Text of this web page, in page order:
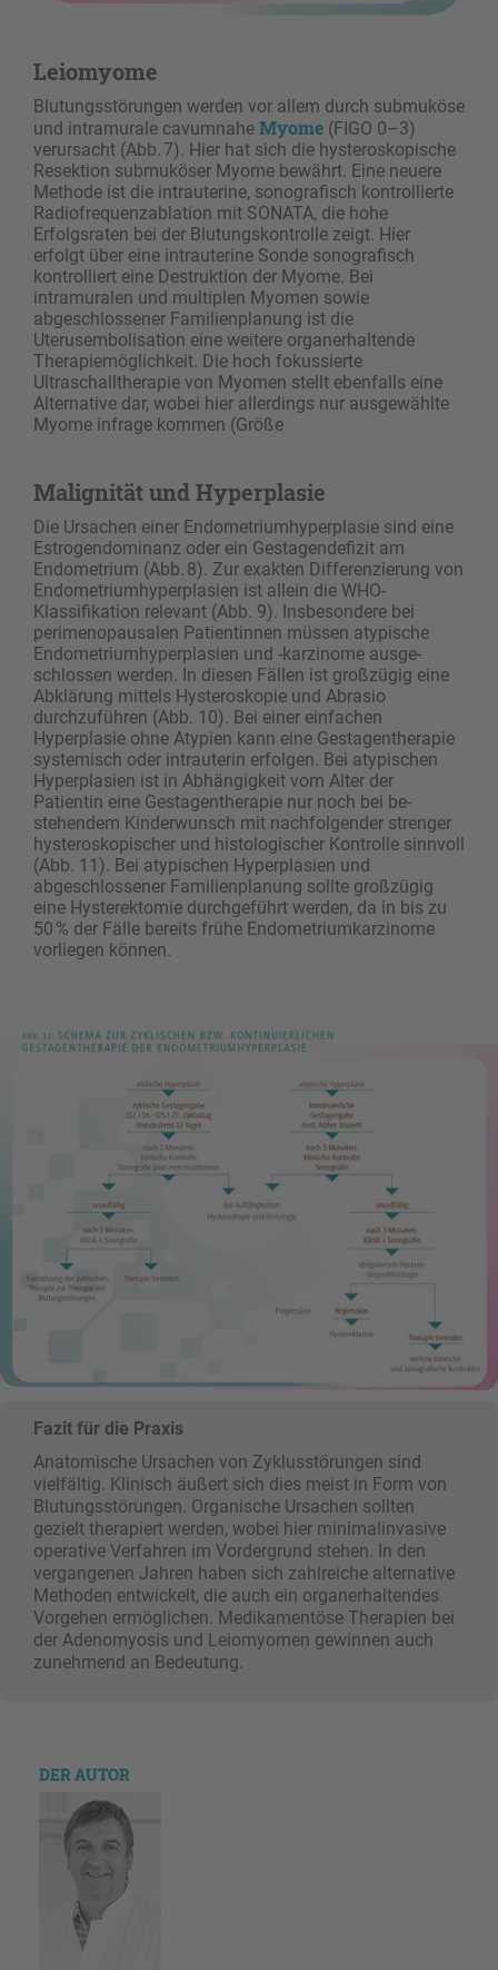
Leiomyome
Blutungsstörungen werden vor allem durch submuköse
und intramurale cavumnahe Myome (FIGO 0–3)
verursacht (Abb. 7). Hier hat sich die hysteroskopische
Resektion submuköser Myome bewährt. Eine neuere
Methode ist die intrauterine, sonografisch kontrollierte
Radiofrequenzablation mit SONATA, die hohe
Erfolgsraten bei der Blutungskontrolle zeigt. Hier
erfolgt über eine intrauterine Sonde sonografisch
kontrolliert eine De­struktion der Myome. Bei
intramuralen und multiplen Myomen sowie
abgeschlossener Fami­lienplanung ist die
Uterusembolisation eine weitere organerhaltende
Therapiemöglichkeit. Die hoch fokussierte
Ultraschalltherapie von Myomen stellt ebenfalls eine
Alternative dar, wobei hier allerdings nur ausgewählte
Myome infrage kommen (Größe
Malignität und Hyperplasie
Die Ursachen einer Endometriumhyperplasie sind eine
Estrogendominanz oder ein Gestagendefizit am
Endometrium (Abb. 8). Zur exakten Differenzierung von
Endometriumhyperplasien ist allein die WHO-
Klassifikation relevant (Abb. 9). Insbesondere bei
perimenopausalen Patientinnen müssen atypische
Endometriumhyperplasien und -karzinome ausge­
schlos­sen werden. In diesen Fällen ist großzügig eine
Abklärung mittels Hysteroskopie und Abrasio
durchzuführen (Abb. 10). Bei einer einfachen
Hyperplasie ohne Atypien kann eine Gesta­gentherapie
systemisch oder intrauterin erfolgen. Bei atypischen
Hyperplasien ist in Abhängigkeit vom Alter der
Patientin eine Gestagentherapie nur noch bei be­
stehendem Kinderwunsch mit nachfolgender strenger
hysteroskopischer und histologischer Kontrolle sinnvoll
(Abb. 11). Bei atypischen Hyper­pla­sien und
abgeschlossener Familienplanung sollte großzügig
eine Hysterektomie durchgeführt werden, da in bis zu
50 % der Fälle bereits frühe Endometriumkarzinome
vorliegen können.
Fazit für die Praxis
Anatomische Ursachen von Zyklusstörungen sind
vielfältig. Klinisch äußert sich dies meist in Form von
Blutungsstörungen. Organische Ursachen sollten
gezielt therapiert werden, wobei hier minimalinvasive
operative Verfahren im Vordergrund stehen. In den
vergangenen Jahren haben sich zahlreiche alternative
Methoden entwickelt, die auch ein organerhaltendes
Vorgehen ermöglichen. Medikamentöse Therapien bei
der Adenomyosis und Leiomyomen gewinnen auch
zunehmend an Bedeutung.
DER AUTOR